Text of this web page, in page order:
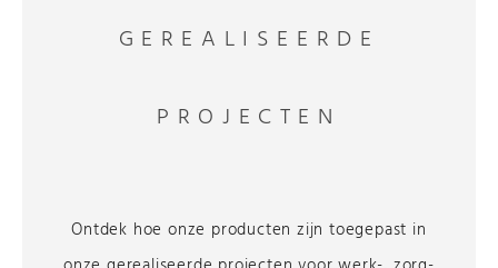
GEREALISEERDE
PROJECTEN
Ontdek hoe onze producten zijn toegepast in